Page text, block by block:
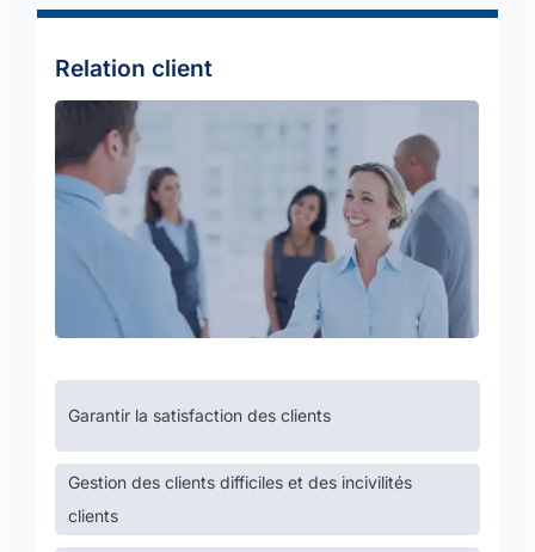
Relation client
Garantir la satisfaction des clients
Gestion des clients difficiles et des incivilités
clients